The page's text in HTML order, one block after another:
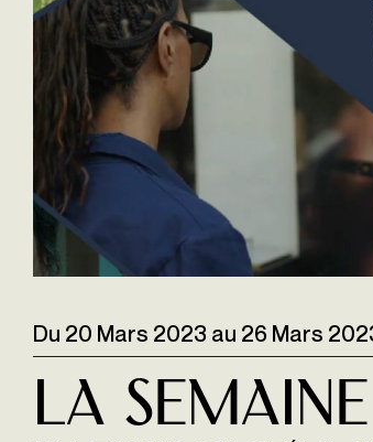
Du 20 Mars 2023 au 26 Mars
La